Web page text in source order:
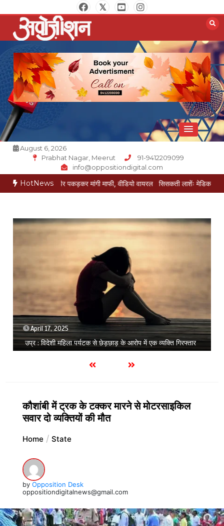
to
content
Opposition Digital
August 6, 2026
Prabhat Nagar, Meerut
91-9412209099
info@oppositiondigital.com
HotNews
ने पैर पकड़कर मांगी माफी, वीडियो वायरल सिसकती लाशेंः मेडिकल के लावारिस वार्ड में
September 3, 2025 1 min
योगी सरकार का कड़ा संदेश; बिना हेलमेट नहीं मिलेगा पेट्रोल, पूरे प्रदेश में
शुरू हुआ अभियान
कौशांबी में ट्रक के टक्कर मारने से मोटरसाइकिल
सवार दो व्यक्तियों की मौत
Home State
by Opposition Desk
oppositiondigitalnews@gmail.com